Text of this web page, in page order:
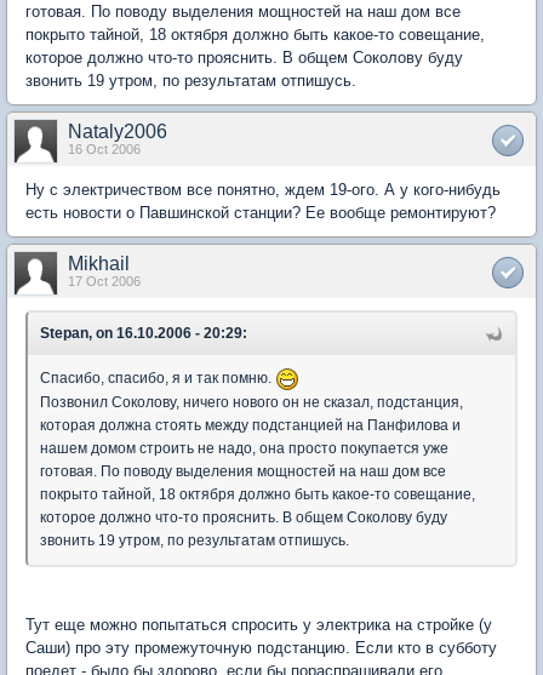
готовая. По поводу выделения мощностей на наш дом все
покрыто тайной, 18 октября должно быть какое-то совещание,
которое должно что-то прояснить. В общем Соколову буду
звонить 19 утром, по результатам отпишусь.
Nataly2006
16 Oct 2006
Ну с электричеством все понятно, ждем 19-ого. А у кого-нибудь
есть новости о Павшинской станции? Ее вообще ремонтируют?
Mikhail
17 Oct 2006
Stepan, on 16.10.2006 - 20:29:
Спасибо, спасибо, я и так помню.
Позвонил Соколову, ничего нового он не сказал, подстанция,
которая должна стоять между подстанцией на Панфилова и
нашем домом строить не надо, она просто покупается уже
готовая. По поводу выделения мощностей на наш дом все
покрыто тайной, 18 октября должно быть какое-то совещание,
которое должно что-то прояснить. В общем Соколову буду
звонить 19 утром, по результатам отпишусь.
Тут еще можно попытаться спросить у электрика на стройке (у
Саши) про эту промежуточную подстанцию. Если кто в субботу
поедет - было бы здорово, если бы пораспрашивали его.